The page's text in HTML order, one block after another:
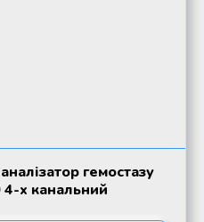
гемостазу
х канальний